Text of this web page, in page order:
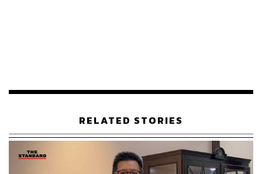
มาตรการสนับสนุนการให้สินเชื่อแก่ผู้ประกอบธุรกิจ
และลูกค้าใหม่สามารถยื่นขอสินเชื่อ โดยได้รับอัตรา
ดอกเบี้ยพิเศษ ทั้งนี้ ต้องยื่นขอภายในวันที่ 9 เมษายน
2566
RELATED STORIES